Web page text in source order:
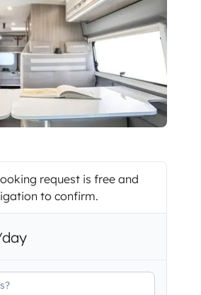
request is free and
to confirm.